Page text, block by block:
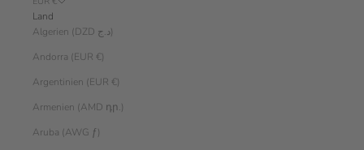
Land
Algerien (DZD د.ج)
Andorra (EUR €)
Argentinien (EUR €)
Armenien (AMD դր.)
Aruba (AWG ƒ)